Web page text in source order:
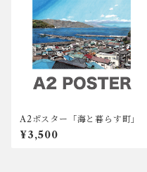
A2ポスター「海と暮らす町」
¥3,500